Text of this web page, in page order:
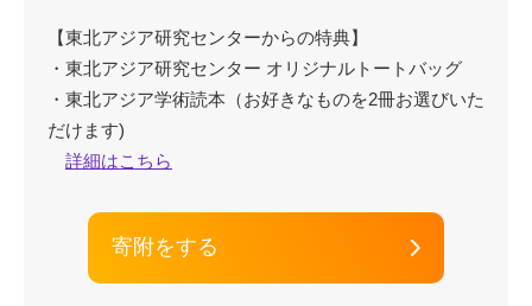
【東北アジア研究センターからの特典】
・東北アジア研究センター オリジナルトートバッグ
・東北アジア学術読本（お好きなものを2冊お選びいた
だけます)
詳細はこちら
寄附をする